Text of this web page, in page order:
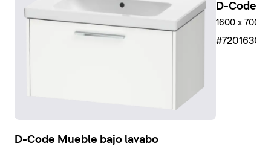
D-Code Mueble bajo lavabo
D-Code
1600 x 700